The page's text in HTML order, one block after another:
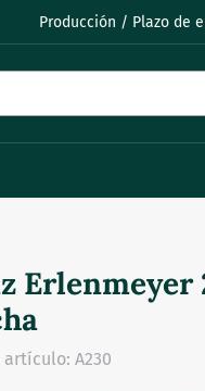
Producción / Plazo de
Erlenmeyer
artículo: A230